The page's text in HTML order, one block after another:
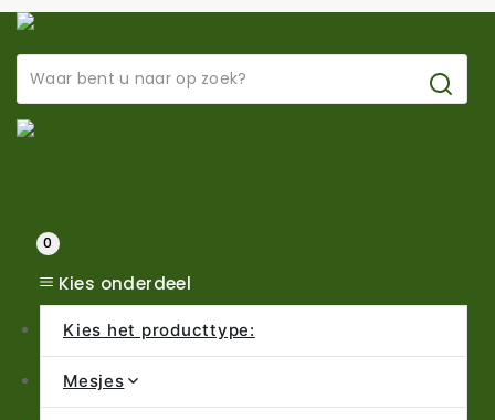
Zoek
naar:
0
Kies onderdeel
Kies het producttype:
Mesjes